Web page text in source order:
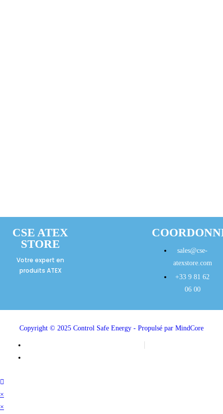
CSE ATEX
STORE
Votre expert en
produits ATEX
sales@cse-
atexstore.com
+33 9 81 62
06 00
Copyright © 2025 Control Safe Energy - Propulsé par MindCore
×
×